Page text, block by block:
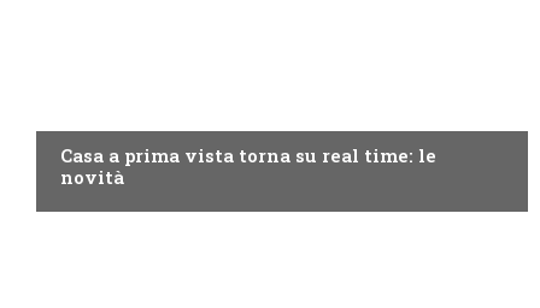
Casa a prima vista torna su real time: le
novità